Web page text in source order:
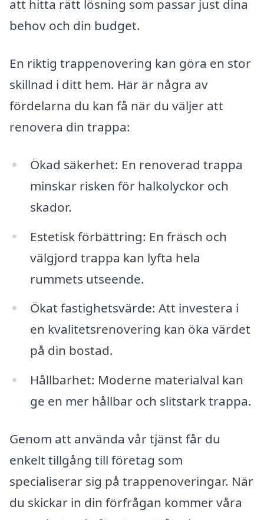
att hitta rätt lösning som passar just dina
behov och din budget.
En riktig trappenovering kan göra en stor
skillnad i ditt hem. Här är några av
fördelarna du kan få när du väljer att
renovera din trappa:
Ökad säkerhet: En renoverad trappa
minskar risken för halkolyckor och
skador.
Estetisk förbättring: En fräsch och
välgjord trappa kan lyfta hela
rummets utseende.
Ökat fastighetsvärde: Att investera i
en kvalitetsrenovering kan öka värdet
på din bostad.
Hållbarhet: Moderne materialval kan
ge en mer hållbar och slitstark trappa.
Genom att använda vår tjänst får du
enkelt tillgång till företag som
specialiserar sig på trappenoveringar. När
du skickar in din förfrågan kommer våra